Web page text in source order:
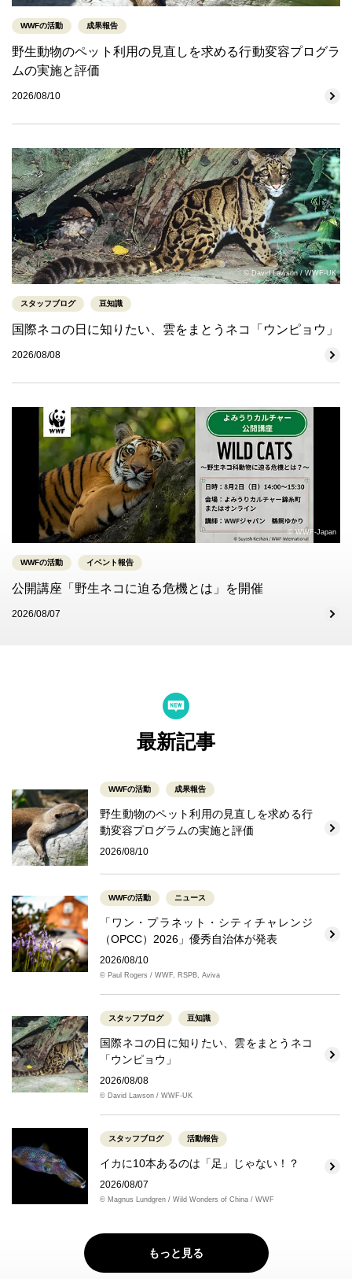
WWFの活動 成果報告
野生動物のペット利用の見直しを求める行動変容プログラ
ムの実施と評価
2026/08/10
© David Lawson / WWF-UK
スタッフブログ 豆知識
国際ネコの日に知りたい、雲をまとうネコ「ウンピョウ」
2026/08/08
© WWF-Japan
WWFの活動 イベント報告
公開講座「野生ネコに迫る危機とは」を開催
2026/08/07
最新記事
WWFの活動 成果報告
野生動物のペット利用の見直しを求める行
動変容プログラムの実施と評価
2026/08/10
WWFの活動 ニュース
「ワン・プラネット・シティチャレンジ
（OPCC）2026」優秀自治体が発表
2026/08/10
© Paul Rogers / WWF, RSPB, Aviva
スタッフブログ 豆知識
国際ネコの日に知りたい、雲をまとうネコ
「ウンピョウ」
2026/08/08
© David Lawson / WWF-UK
スタッフブログ 活動報告
イカに10本あるのは「足」じゃない！？
2026/08/07
© Magnus Lundgren / Wild Wonders of China / WWF
もっと見る